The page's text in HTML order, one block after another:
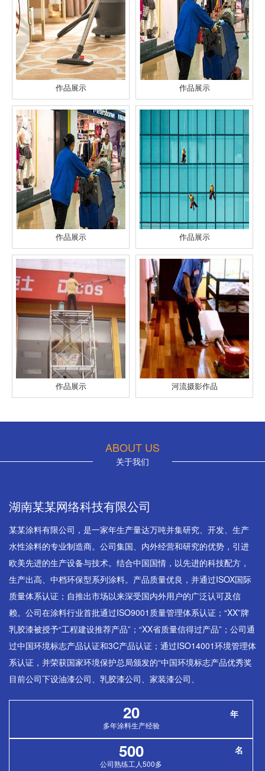
作品展示 作品展示
作品展示 作品展示
作品展示 河流摄影作品
ABOUT US
关于我们
湖南某某网络科技有限公司
某某涂料有限公司，是一家年生产量达万吨并集研究、开发、生产
水性涂料的专业制造商。公司集国、内外经营和研究的优势，引进
欧美先进的生产设备与技术。结合中国国情，以先进的科技配方，
生产出高、中档环保型系列涂料。产品质量优良，并通过ISOX国际
质量体系认证；自推出市场以来深受国内外用户的广泛认可及信
赖。公司在涂料行业首批通过ISO9001质量管理体系认证；“XX”牌
乳胶漆被授予“工程建设推荐产品”；“XX省质量信得过产品”；公司通
过中国环境标志产品认证和3C产品认证；通过ISO14001环境管理体
系认证，并荣获国家环境保护总局颁发的“中国环境标志产品优秀奖
目前公司下设油漆公司、乳胶漆公司、家装漆公司、
20 年
多年涂料生产经验
500 名
公司熟练工人500多